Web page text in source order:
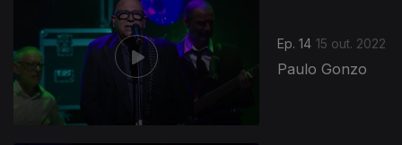
Ep. 14 15 out. 2022
Paulo Gonzo